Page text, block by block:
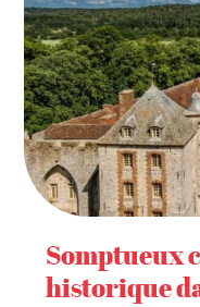
Somptueux
historique